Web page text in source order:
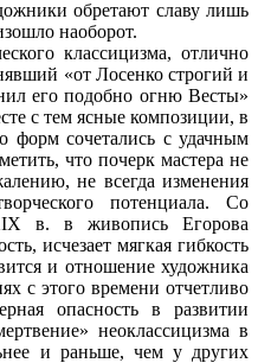
обретают славу лишь
наоборот.
классицизма, отлично
«от Лосенко строгий и
его подобно огню Весты»
с тем ясные композиции, в
форм сочетались с удачным
что почерк мастера не
не всегда изменения
потенциала. Со
в. в живопись Егорова
исчезает мягкая гибкость
и отношение художника
с этого времени отчетливо
опасность в развитии
неоклассицизма в
и раньше, чем у других